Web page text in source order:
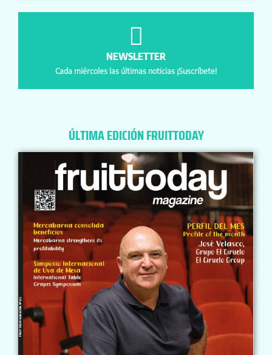
NEWSLETTER
Cada miércoles las últimas noticias ¡Suscríbete!
ÚLTIMA EDICIÓN FRUITTODAY